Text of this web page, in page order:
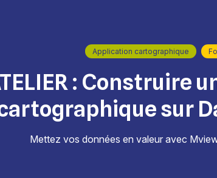
Application cartographique
: Construire
sur
Mettez vos données en valeur avec